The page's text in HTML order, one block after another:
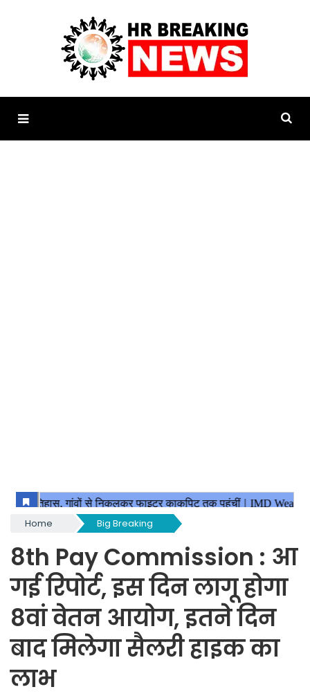
Home Big Breaking
8th Pay Commission : आ
गई रिपोर्ट, इस दिन लागू होगा
8वां वेतन आयोग, इतने दिन
बाद मिलेगा सैलरी हाइक का
लाभ